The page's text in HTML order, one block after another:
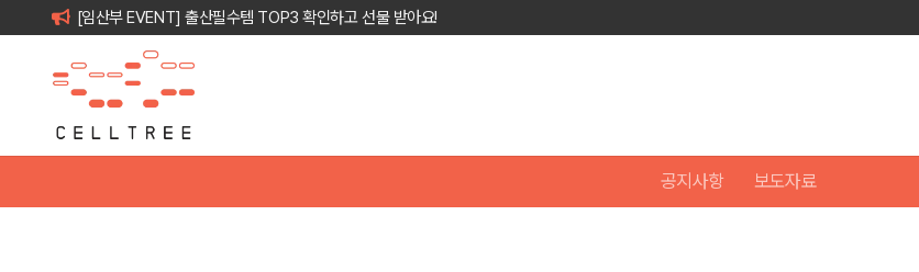
[임산부 EVENT] 출산필수템 TOP3 확인하고 선물 받아요!
공지사항 보도자료